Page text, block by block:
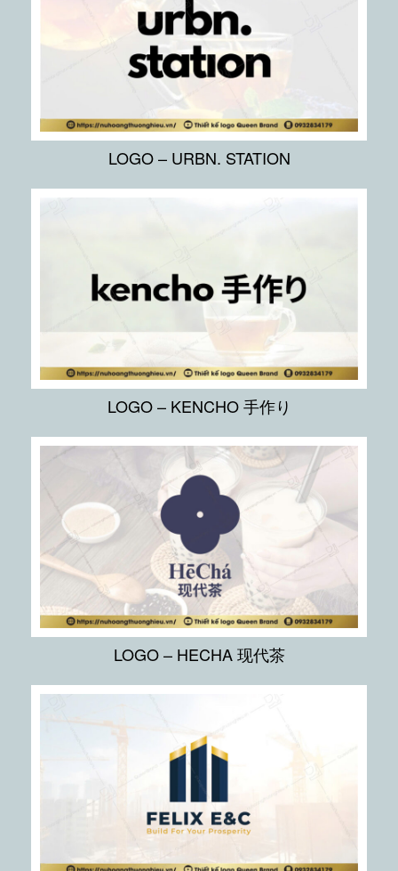
LOGO – URBN. STATION
LOGO – KENCHO 手作り
LOGO – HECHA 现代茶